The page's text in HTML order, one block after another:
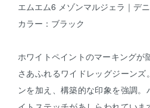
エムエム6 メゾンマルジェラ｜デ
カラー：ブラック
ホワイトペイントのマーキングが
さあふれるワイドレッグジーン
ンを加え、構築的な印象を強調